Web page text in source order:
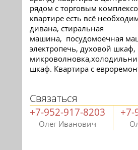
рядом с торговым
квартире есть всё
дивана, стиральная
машина, посудомоечная
электропечь, духовой шкаф,
шкаф. Квартира с
Связаться
+7-952-917-8203
Олег Иванович
+7-